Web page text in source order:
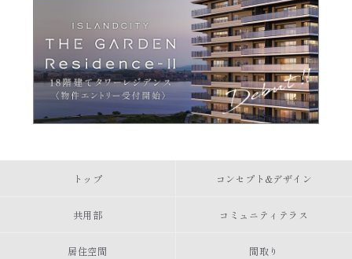
トップ コンセプト&デザイン
共用部 コミュニティテラス
居住空間 間取り